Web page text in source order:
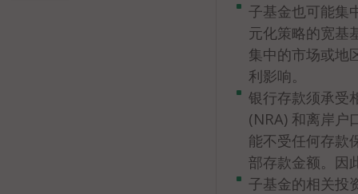
子基金也可能集
元化策略的宽基
集中的市场或地
利影响。
银行存款须承受
(NRA) 和离岸户
能不受任何存款
部存款金额。因
子基金的相关投